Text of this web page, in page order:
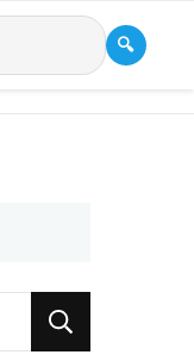
🔍